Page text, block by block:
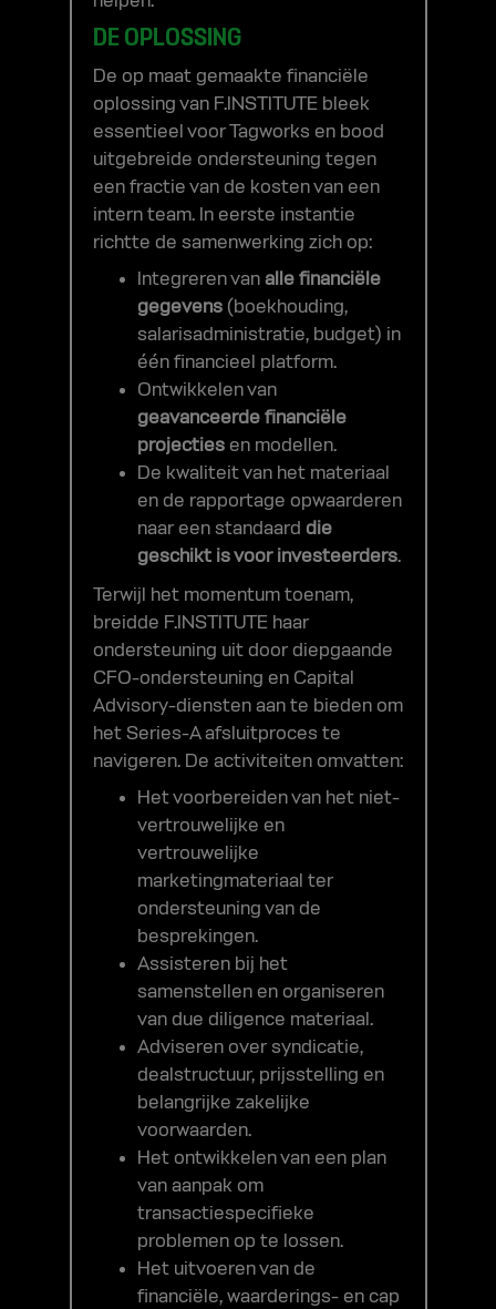
DE OPLOSSING
De op maat gemaakte financiële
oplossing van F.INSTITUTE bleek
essentieel voor Tagworks en bood
uitgebreide ondersteuning tegen
een fractie van de kosten van een
intern team. In eerste instantie
richtte de samenwerking zich op:
‍Integreren van alle financiële
gegevens (boekhouding,
salarisadministratie, budget) in
één financieel platform.
Ontwikkelen van
geavanceerde financiële
projecties en modellen.
De kwaliteit van het materiaal
en de rapportage opwaarderen
naar een standaard die
geschikt is voor investeerders.
Terwijl het momentum toenam,
breidde F.INSTITUTE haar
ondersteuning uit door diepgaande
CFO-ondersteuning en Capital
Advisory-diensten aan te bieden om
het Series-A afsluitproces te
navigeren. De activiteiten omvatten:
Het voorbereiden van het niet-
vertrouwelijke en
vertrouwelijke
marketingmateriaal ter
ondersteuning van de
besprekingen.
Assisteren bij het
samenstellen en organiseren
van due diligence materiaal.
Adviseren over syndicatie,
dealstructuur, prijsstelling en
belangrijke zakelijke
voorwaarden.
Het ontwikkelen van een plan
van aanpak om
transactiespecifieke
problemen op te lossen.
Het uitvoeren van de
financiële, waarderings- en cap